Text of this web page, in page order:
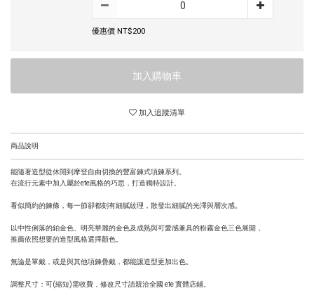
優惠價 NT$200
加入購物車
加入追蹤清單
商品說明
能隨著造型從休閒到摩登自由切換的豐富鍊式項鍊系列。
在流行元素中加入屬於ete風格的巧思，打造獨特設計。
看似簡約的鍊條，每一節卻都刻有細膩紋理，散發出細膩的光澤與層次感。
以中性俐落的鉑金色、明亮華麗的金色及成熟與可愛感兼具的粉霧金色三色展開，
推薦依照想要的造型風格選擇顏色。
無論是單戴，或是與其他項鍊疊戴，都能讓造型更加出色。
調整尺寸：可(縮短)需收費，修改尺寸請親洽全國 ete 實體店鋪。